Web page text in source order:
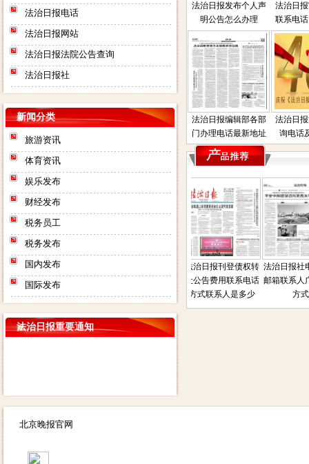
法治日报电话
法治日报网站
法治日报法院公告查询
法治日报社
新闻分类
旅游资讯
体育资讯
娱乐发布
财经发布
税务员工
税务发布
国内发布
国际发布
法治日报重要通知
法治日报社：法治日报汇款账
传媒（北京）有限公司（法治日
0200003509000184902 开户行：
法治日报发布个人声
明公告怎么办理
法治日
联系电
法治日报编辑部各部
门办理电话最新地址
法治日
询电话
公
少
法治日报司法房产普
通拍卖公告电话联系
方式联系人地址在那 电话是多少联系人电
法治日报刊登债权转
让公告费用联系电话
方式联系人是多少
法治日报社电
邮箱联系人广
方式
北京晚报官网